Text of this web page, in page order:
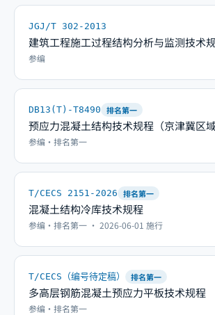
JGJ/T 302-2013
建筑工程施工过程结构分析与监测技术
参编
DB13(T)-T8490 排名第一
预应力混凝土结构技术规程（京津冀区域
参编·排名第一
T/CECS 2151-2026 排名第一
混凝土结构冷库技术规程
参编·排名第一 · 2026-06-01 施行
T/CECS（编号待定稿） 排名第一
多高层钢筋混凝土预应力平板技术规程
参编·排名第一